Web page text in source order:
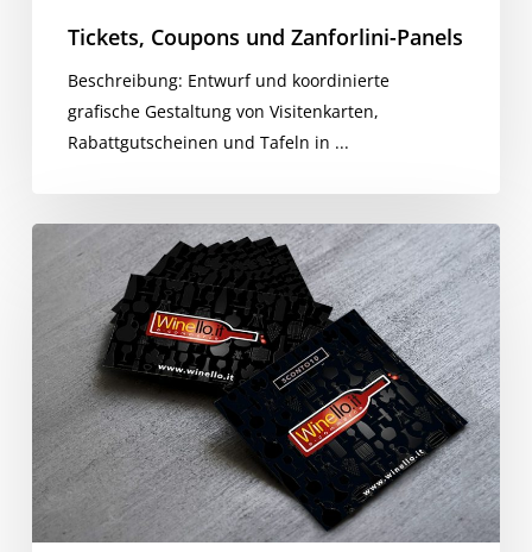
Tickets, Coupons und Zanforlini-Panels
Beschreibung: Entwurf und koordinierte
grafische Gestaltung von Visitenkarten,
Rabattgutscheinen und Tafeln in ...
Winello-
Visitenkarten
Gutscheine